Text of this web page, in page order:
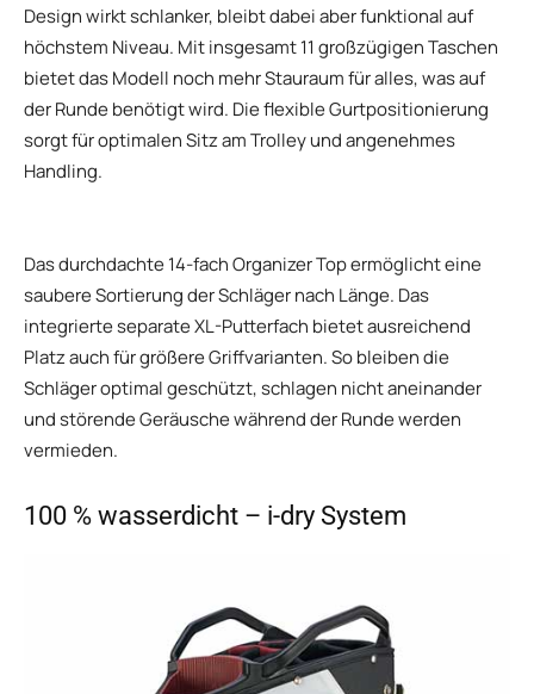
Design wirkt schlanker, bleibt dabei aber funktional auf
höchstem Niveau. Mit insgesamt 11 großzügigen Taschen
bietet das Modell noch mehr Stauraum für alles, was auf
der Runde benötigt wird. Die flexible Gurtpositionierung
sorgt für optimalen Sitz am Trolley und angenehmes
Handling.
Das durchdachte 14-fach Organizer Top ermöglicht eine
saubere Sortierung der Schläger nach Länge. Das
integrierte separate XL-Putterfach bietet ausreichend
Platz auch für größere Griffvarianten. So bleiben die
Schläger optimal geschützt, schlagen nicht aneinander
und störende Geräusche während der Runde werden
vermieden.
100 % wasserdicht – i-dry System